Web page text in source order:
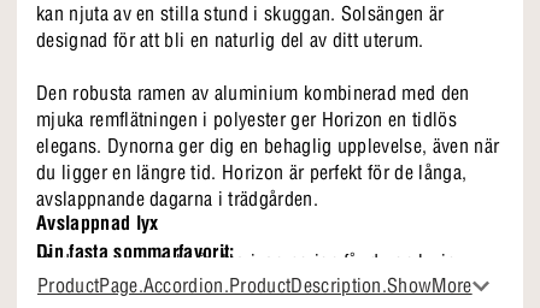
kan njuta av en stilla stund i skuggan. Solsängen är
designad för att bli en naturlig del av ditt uterum.
Den robusta ramen av aluminium kombinerad med den
mjuka remflätningen i polyester ger Horizon en tidlös
elegans. Dynorna ger dig en behaglig upplevelse, även när
du ligger en längre tid. Horizon är perfekt för de långa,
avslappnande dagarna i trädgården.
Din fasta sommarfavorit:
En äkta bästsäljare –populär år efter år (och det förstår
Avslappnad lyx
Med denna solstol från Horizon-serien får du en lyxig
solplats där du kan njuta av sommardagarna med sol och
ProductPage.Accordion.ProductDescription.ShowMore